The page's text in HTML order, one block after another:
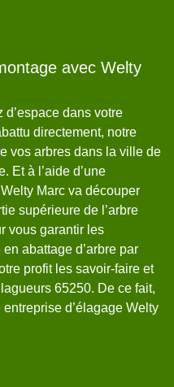
avec Welty
d’espace dans votre
directement, notre
vos arbres dans la ville de
Et à l’aide d’une
Marc va découper
supérieure de l’arbre
vous garantir les
abattage d’arbre par
profit les savoir-faire et
65250. De ce fait,
d’élagage Welty